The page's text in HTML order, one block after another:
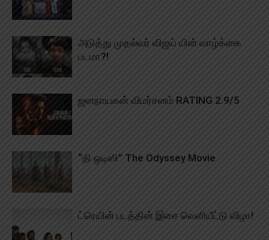
அடுத்து முதல்வர் விஜய் யின் வாழ்க்கை
படமா?!
ஜனநாயகன் விமர்சனம் RATING 2.9/5
“தி ஒடிஸி” The Odyssey Movie
ட்ரெயின் படத்தின் இசை வெளியீட்டு விழா!